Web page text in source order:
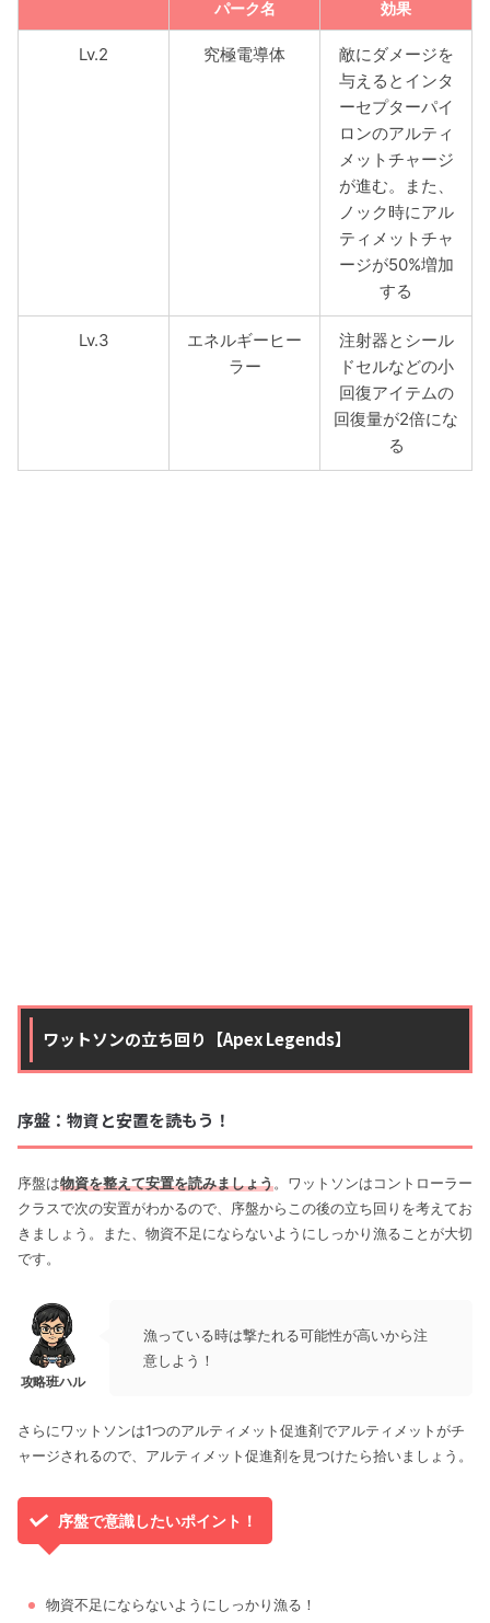
パーク名 効果
Lv.2 究極電導体
敵にダメージを
与えるとインタ
ーセプターパイ
ロンのアルティ
メットチャージ
が進む。また、
ノック時にアル
ティメットチャ
ージが50%増加
する
Lv.3
エネルギーヒー
ラー
注射器とシール
ドセルなどの小
回復アイテムの
回復量が2倍にな
る
ワットソンの立ち回り【Apex Legends】
序盤：物資と安置を読もう！
序盤は物資を整えて安置を読みましょう。ワットソンはコントローラー
クラスで次の安置がわかるので、序盤からこの後の立ち回りを考えてお
きましょう。また、物資不足にならないようにしっかり漁ることが大切
です。
漁っている時は撃たれる可能性が高いから注
意しよう！
さらにワットソンは1つのアルティメット促進剤でアルティメットがチ
ャージされるので、アルティメット促進剤を見つけたら拾いましょう。
序盤で意識したいポイント！
物資不足にならないようにしっかり漁る！